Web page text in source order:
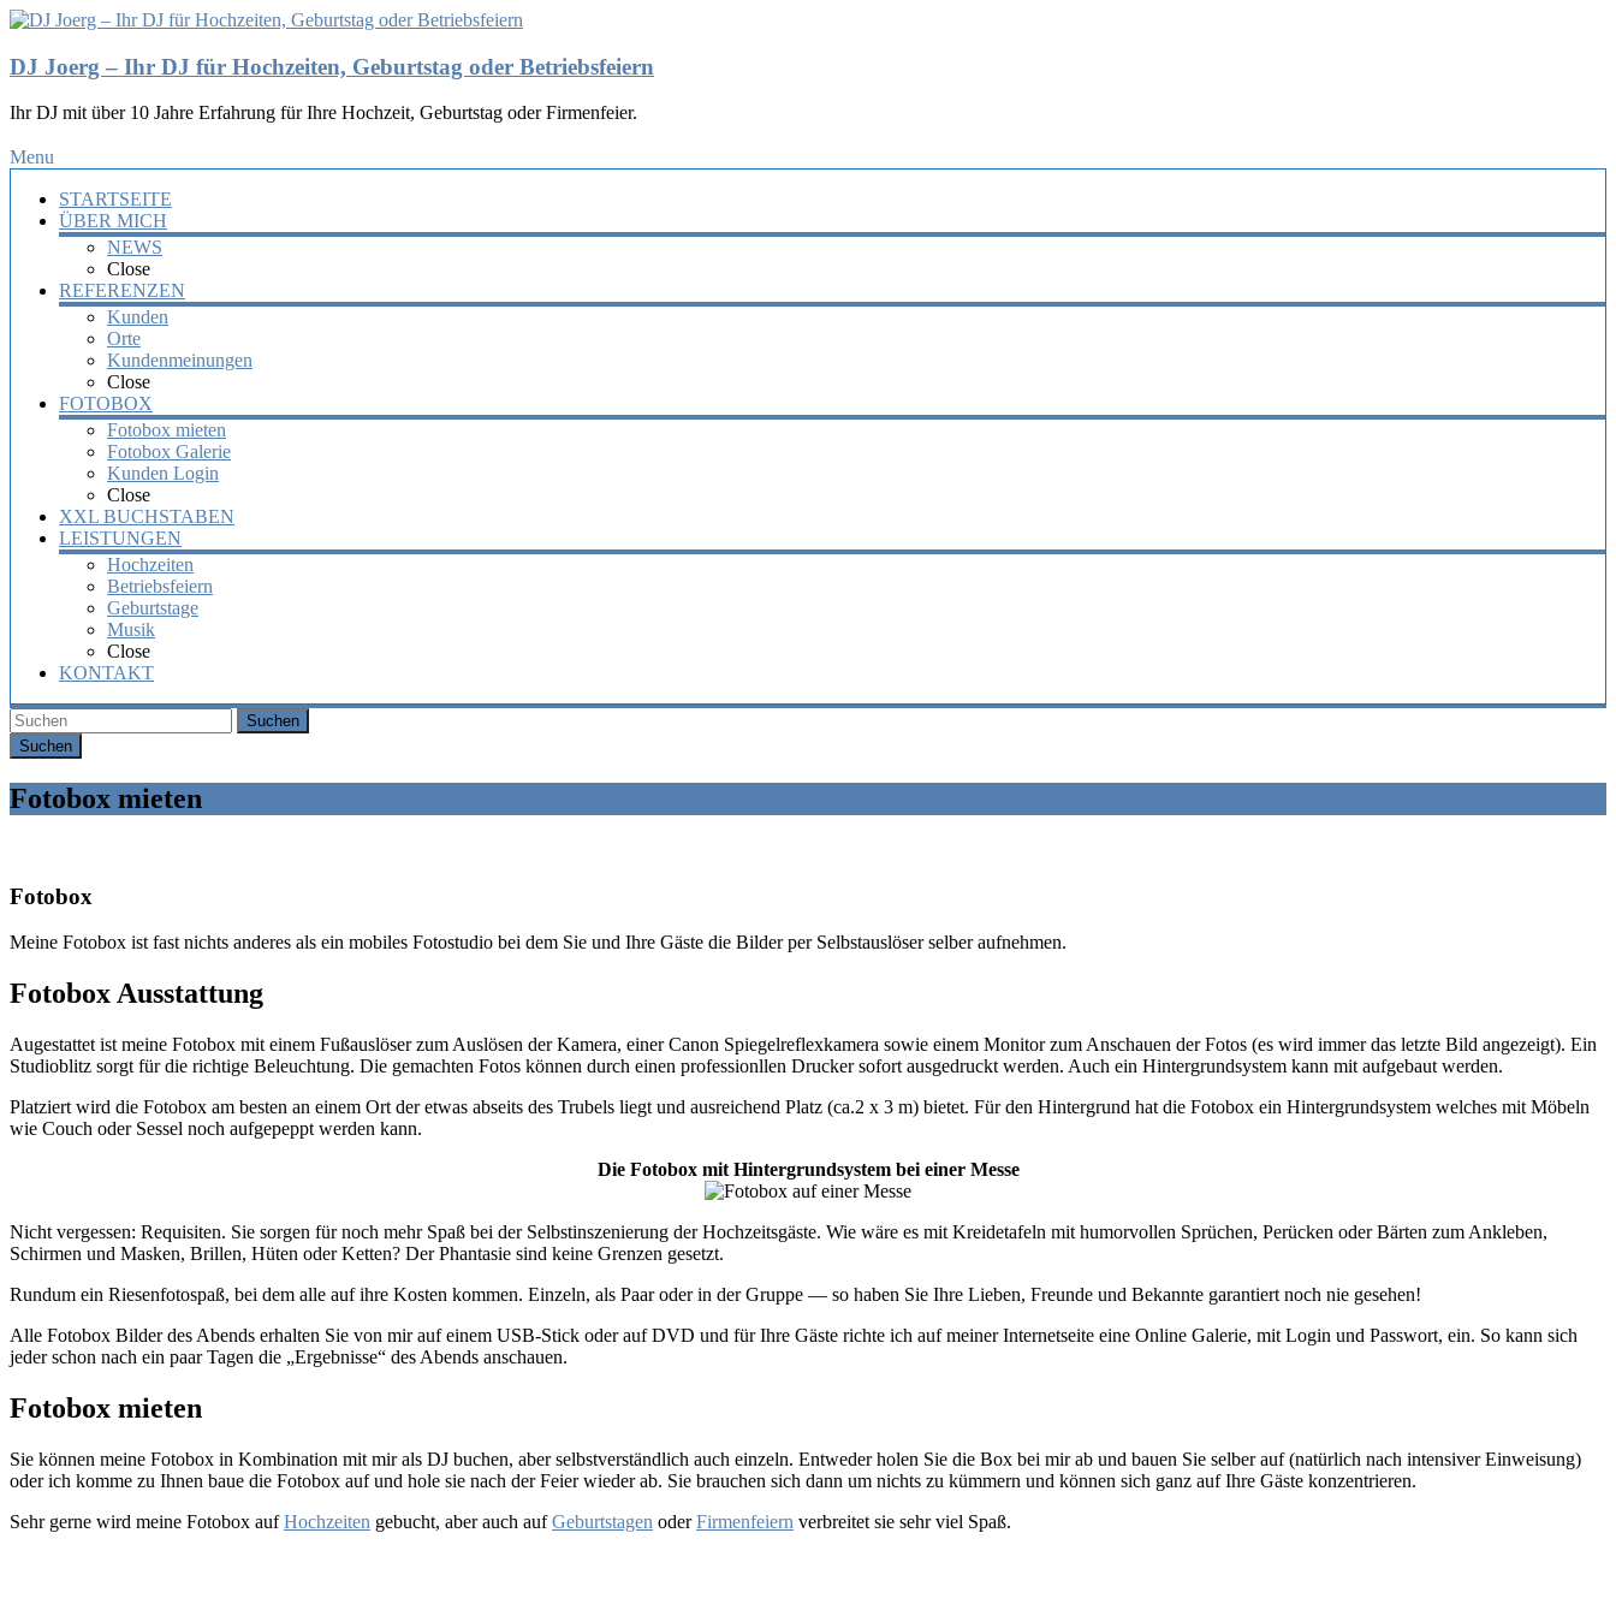
DJ Joerg – Ihr DJ für Hochzeiten, Geburtstag oder Betriebsfeiern
Ihr DJ mit über 10 Jahre Erfahrung für Ihre Hochzeit, Geburtstag oder Firmenfeier.
Menu
STARTSEITE
ÜBER MICH
NEWS
Close
REFERENZEN
Kunden
Orte
Kundenmeinungen
Close
FOTOBOX
Fotobox mieten
Fotobox Galerie
Kunden Login
Close
XXL BUCHSTABEN
LEISTUNGEN
Hochzeiten
Betriebsfeiern
Geburtstage
Musik
Close
KONTAKT
Suchen
Fotobox mieten
Fotobox
Meine Fotobox ist fast nichts anderes als ein mobiles Fotostudio bei dem Sie und Ihre Gäste die Bilder per Selbstauslöser selber aufnehmen.
Fotobox Ausstattung
Augestattet ist meine Fotobox mit einem Fußauslöser zum Auslösen der Kamera, einer Canon Spiegelreflexkamera sowie einem Monitor zum Anschauen der Fotos (es wird immer das letzte Bild angezeigt). Ein
Studioblitz sorgt für die richtige Beleuchtung. Die gemachten Fotos können durch einen professionllen Drucker sofort ausgedruckt werden. Auch ein Hintergrundsystem kann mit aufgebaut werden.
Platziert wird die Fotobox am besten an einem Ort der etwas abseits des Trubels liegt und ausreichend Platz (ca.2 x 3 m) bietet. Für den Hintergrund hat die Fotobox ein Hintergrundsystem welches mit Möbeln
wie Couch oder Sessel noch aufgepeppt werden kann.
Die Fotobox mit Hintergrundsystem bei einer Messe
Nicht vergessen: Requisiten. Sie sorgen für noch mehr Spaß bei der Selbstinszenierung der Hochzeitsgäste. Wie wäre es mit Kreidetafeln mit humorvollen Sprüchen, Perücken oder Bärten zum Ankleben,
Schirmen und Masken, Brillen, Hüten oder Ketten? Der Phantasie sind keine Grenzen gesetzt.
Rundum ein Riesenfotospaß, bei dem alle auf ihre Kosten kommen. Einzeln, als Paar oder in der Gruppe — so haben Sie Ihre Lieben, Freunde und Bekannte garantiert noch nie gesehen!
Alle Fotobox Bilder des Abends erhalten Sie von mir auf einem USB-Stick oder auf DVD und für Ihre Gäste richte ich auf meiner Internetseite eine Online Galerie, mit Login und Passwort, ein. So kann sich
jeder schon nach ein paar Tagen die „Ergebnisse“ des Abends anschauen.
Fotobox mieten
Sie können meine Fotobox in Kombination mit mir als DJ buchen, aber selbstverständlich auch einzeln. Entweder holen Sie die Box bei mir ab und bauen Sie selber auf (natürlich nach intensiver Einweisung)
oder ich komme zu Ihnen baue die Fotobox auf und hole sie nach der Feier wieder ab. Sie brauchen sich dann um nichts zu kümmern und können sich ganz auf Ihre Gäste konzentrieren.
Sehr gerne wird meine Fotobox aufHochzeiten gebucht, aber auch aufGeburtstagen oderFirmenfeiern verbreitet sie sehr viel Spaß.